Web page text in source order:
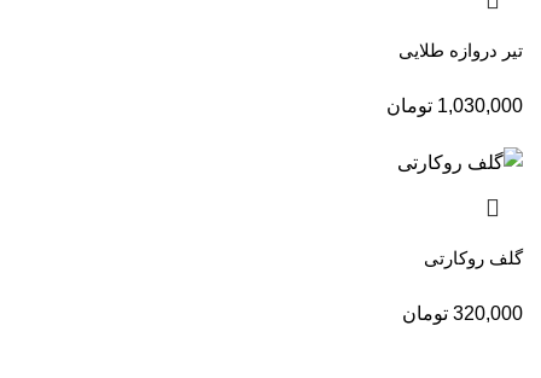
تیر دروازه طلایی
1,030,000 تومان
گلف روکارتی
320,000 تومان